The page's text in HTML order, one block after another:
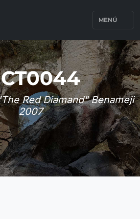
MENÚ
Red Diamand" Benameji
2007